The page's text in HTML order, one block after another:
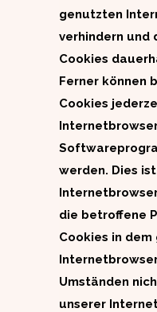
genutzten
verhindern und
Cookies
Ferner können
Cookies
werden. Dies
die betroffene
Cookies in
Umständen
unserer